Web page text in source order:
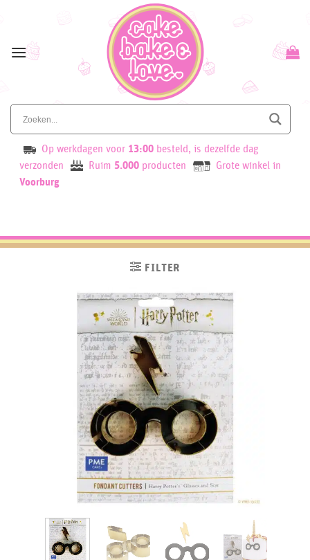
content
Op werkdagen voor 13:00 besteld, is dezelfde dag
verzonden
Ruim 5.000 producten
Grote winkel in
Voorburg
FILTER